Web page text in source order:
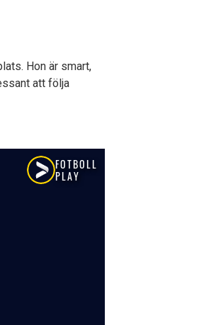
Hon är smart,
att följa